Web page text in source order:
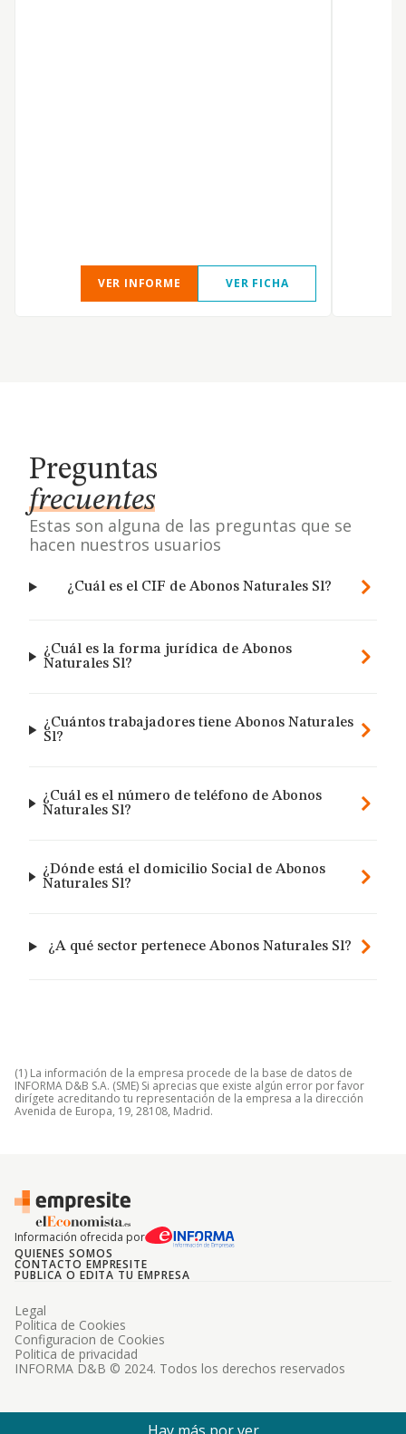
VER INFORME VER FICHA
Preguntas
frecuentes
Estas son alguna de las preguntas que se
hacen nuestros usuarios
¿Cuál es el CIF de Abonos Naturales Sl?
¿Cuál es la forma jurídica de Abonos
Naturales Sl?
¿Cuántos trabajadores tiene Abonos Naturales
Sl?
¿Cuál es el número de teléfono de Abonos
Naturales Sl?
¿Dónde está el domicilio Social de Abonos
Naturales Sl?
¿A qué sector pertenece Abonos Naturales Sl?
(1) La información de la empresa procede de la base de datos de
INFORMA D&B S.A. (SME) Si aprecias que existe algún error por favor
dirígete acreditando tu representación de la empresa a la dirección
Avenida de Europa, 19, 28108, Madrid.
Información ofrecida por
QUIENES SOMOS
CONTACTO EMPRESITE
PUBLICA O EDITA TU EMPRESA
INFORMA D&B © 2024. Todos los derechos reservados
Legal
Politica de Cookies
Configuracion de Cookies
Politica de privacidad